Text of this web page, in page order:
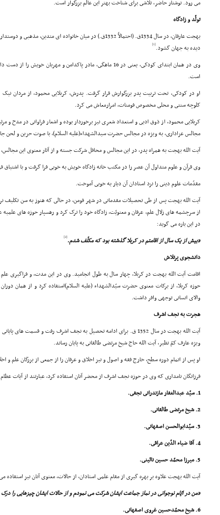
مى رود. نوشتار حاضر، تلاشى براى شناخت بهتر این عالم بزرگوار است.
تولّد و زادگاه
بهجت عارفان، در سال 1334ق. (احتمالاً 1332ق.) در میان خانواده اى
دیده به جهان گشود.[1]
وى در همان ابتداى کودکى، یعنى در 16 ماهگى، مادر پاکدامن و
است.
او در کودکى، تحت تربیت پدر بزرگوارش قرار گرفت. پدرش، کربلایى محمود، از مردان
کلوچه سنتى و محلى مخصوص فومنات، امرارمعاش مى کرد.
کربلایى محمود، از ذوق ادبى و استعداد شعرى نیز برخوردار بوده و اشعار فراوانى در مدح و
مجالس عزادارى، به ویژه در مجالس حضرت سیدالشهداء(علیه السلام)، با صوت حزین و لحن
آیت الله بهجت به همراه پدر، در این مجالس و محافل شرکت جسته و از آثار معنوى این
وى قرآن و علوم متداول آن عصر را در مکتب خانه زادگاه خویش به خوبى فرا گرفت و با
مقدّمات علوم دینى را نزد استادان آن دیار به خوبى آموخت.
از سرچشمه هاى زلال علم، عرفان و معنویّت، زادگاه خود را ترک کرد و رهسپار حوزه هاى
در این باره مى گوید:
«بیش از یک سال از اقامتم در کربلا گذشته بود که مکلّف شدم.[2]
دانشجوى پرتلاش
اقامت آیت الله بهجت در کربلا، چهار سال به طول انجامید. وى در این مدت، و فراگیرى علم
حوزه کربلا، از برکات معنوى حضرت سیّدالشهداء (علیه السلام)استفاده کرد و از همان
والاى انسانى توجهى وافر داشت.
هجرت به نجف اشرف
آیت الله بهجت در سال 1352 ق. براى ادامه تحصیل به نجف اشرف رفت و قسمت
ویژه عارف کمّ نظیر، آیت الله حاج شیخ مرتضى طالقانى به پایان رساند.
او پس از اتمام دوره سطح، خارج فقه و اصول و نیز اخلاق و عرفان را از جمعى از بزرگان علم
فرزانگان نامدارى که وى در حوزه نجف اشرف از محضر آنان استفاده کرد، عبارتند از آیات
1. سیّد عبدالغفار مازندرانى نجفى.
2. شیخ مرتضى طالقانى.
3. سیّدابوالحسن اصفهانى.
4. آقا ضیاء الدّین عراقى.
5. میرزا محمّد حسین نائینى.
آیت الله بهجت علاوه بر بهره گیرى از مقام علمى استادان، از حالات، معنوى آنان نیز
«من در ایّام نوجوانى در نماز جماعت ایشان شرکت مى نمودم و از حالات ایشان چیزهایى را
6. شیخ محمّدحسین غروى اصفهانى.